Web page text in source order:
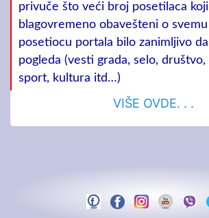
privuče što veći broj posetilaca
blagovremeno obavešteni o
posetiocu portala bilo zanimljivo
pogleda (vesti grada, selo, društvo,
sport, kultura itd…)
VIŠE OVDE. . .